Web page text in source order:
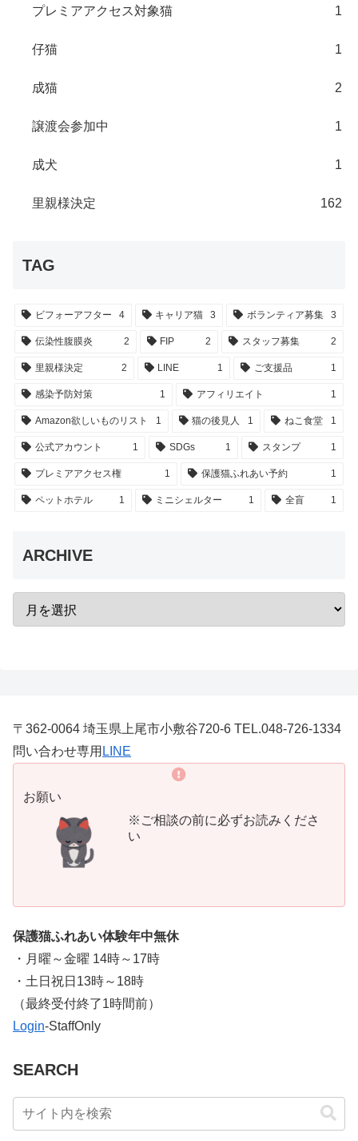
プレミアアクセス対象猫 1
仔猫 1
成猫 2
譲渡会参加中 1
成犬 1
里親様決定 162
TAG
ビフォーアフター 4 キャリア猫 3 ボランティア募集 3
伝染性腹膜炎 2 FIP 2 スタッフ募集 2
里親様決定 2 LINE 1 ご支援品 1
感染予防対策 1 アフィリエイト 1
Amazon欲しいものリスト 1 猫の後見人 1 ねこ食堂 1
公式アカウント 1 SDGs 1 スタンプ 1
プレミアアクセス権 1 保護猫ふれあい予約 1
ペットホテル 1 ミニシェルター 1 全盲 1
ARCHIVE
〒362-0064 埼玉県上尾市小敷谷720-6 TEL.048-726-1334
問い合わせ専用 LINE
お願い
※ご相談の前に必ずお読みくださ
い
保護猫ふれあい体験年中無休
・月曜～金曜 14時～17時
・土日祝日13時～18時
​（最終受付終了1時間前）
Login-StaffOnly
SEARCH